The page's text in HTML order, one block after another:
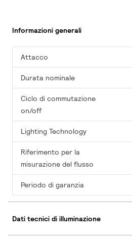
Informazioni generali
Attacco
Durata nominale
Ciclo di commutazione
on/off
Lighting Technology
Riferimento per la
misurazione del flusso
Periodo di garanzia
Dati tecnici di illuminazione